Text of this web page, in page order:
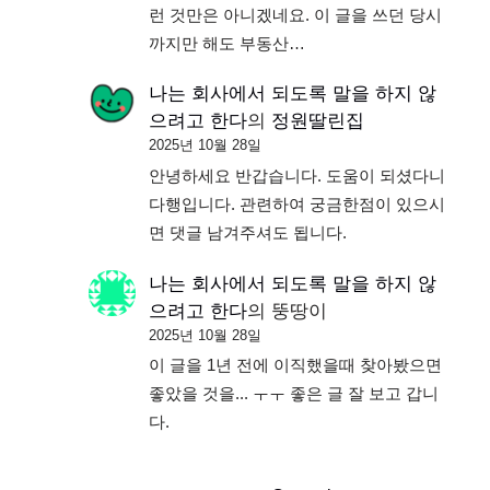
런 것만은 아니겠네요. 이 글을 쓰던 당시
까지만 해도 부동산…
나는 회사에서 되도록 말을 하지 않
으려고 한다의 정원딸린집
2025년 10월 28일
안녕하세요 반갑습니다. 도움이 되셨다니
다행입니다. 관련하여 궁금한점이 있으시
면 댓글 남겨주셔도 됩니다.
나는 회사에서 되도록 말을 하지 않
으려고 한다의 뚱땅이
2025년 10월 28일
이 글을 1년 전에 이직했을때 찾아봤으면
좋았을 것을... ㅜㅜ 좋은 글 잘 보고 갑니
다.